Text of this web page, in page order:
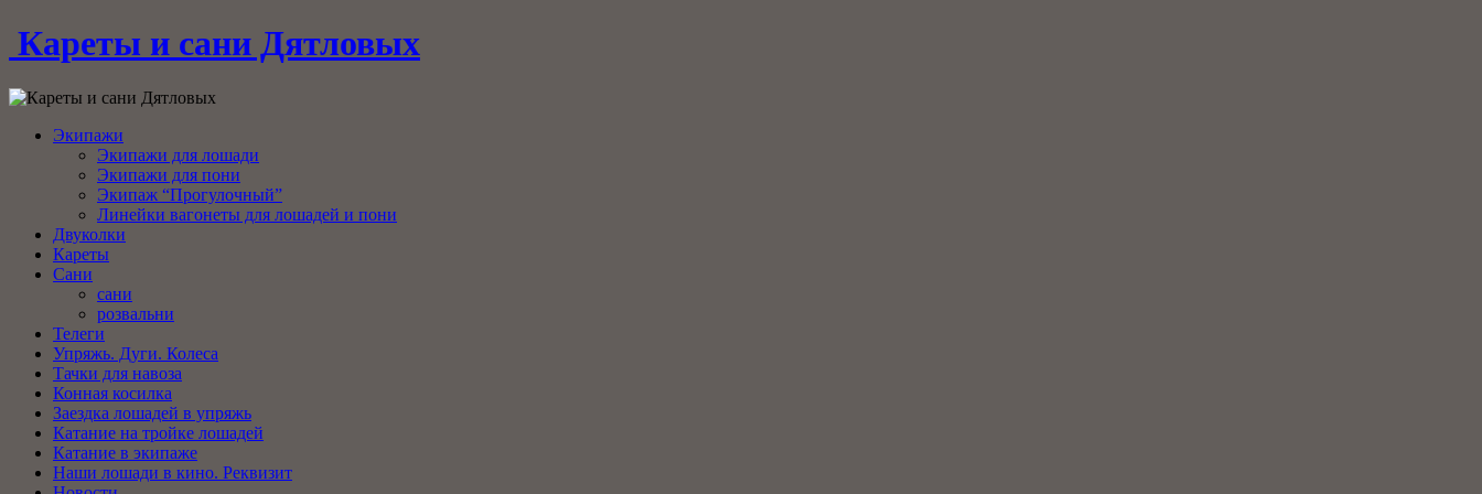
Кареты и сани Дятловых
Экипажи
Экипажи для лошади
Экипажи для пони
Экипаж “Прогулочный”
Линейки вагонеты для лошадей и пони
Двуколки
Кареты
Сани
сани
розвальни
Телеги
Упряжь. Дуги. Колеса
Тачки для навоза
Конная косилка
Заездка лошадей в упряжь
Катание на тройке лошадей
Катание в экипаже
Наши лошади в кино. Реквизит